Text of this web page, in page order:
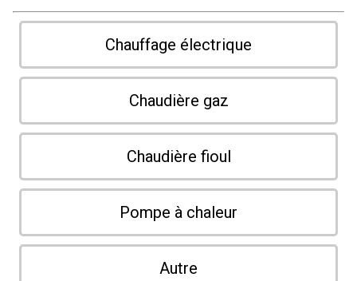
Chauffage électrique
Chaudière gaz
Chaudière fioul
Pompe à chaleur
Autre